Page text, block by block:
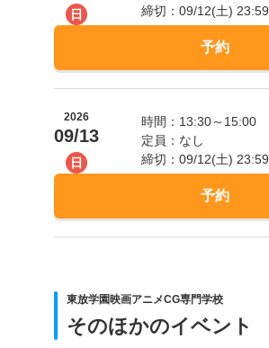
日
締切：09/12(土) 23:59
予約
2026
09/13
日
時間：13:30～15:00
定員：なし
締切：09/12(土) 23:59
予約
東放学園映画アニメCG専門学校
そのほかのイベント